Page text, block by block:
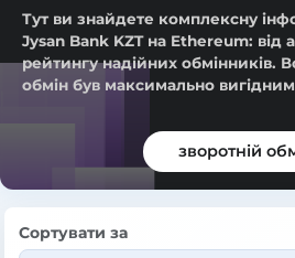
Тут ви знайдете комплексну
Jysan Bank KZT на Ethereum: від
рейтингу надійних обмінників.
обмін був максимально
зворотній
Сортувати за